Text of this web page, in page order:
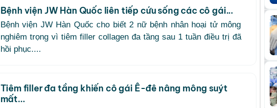
Bệnh viện JW Hàn Quốc liên tiếp cứu sống các cô gái...
Bệnh viện JW Hàn Quốc cho biết 2 nữ bệnh nhân hoại tử mông
nghiêm trọng vì tiêm filler collagen đa tầng sau 1 tuần điều trị đã
hồi phục....
Tiêm filler đa tầng khiến cô gái Ê-đê nâng mông suýt
mất...